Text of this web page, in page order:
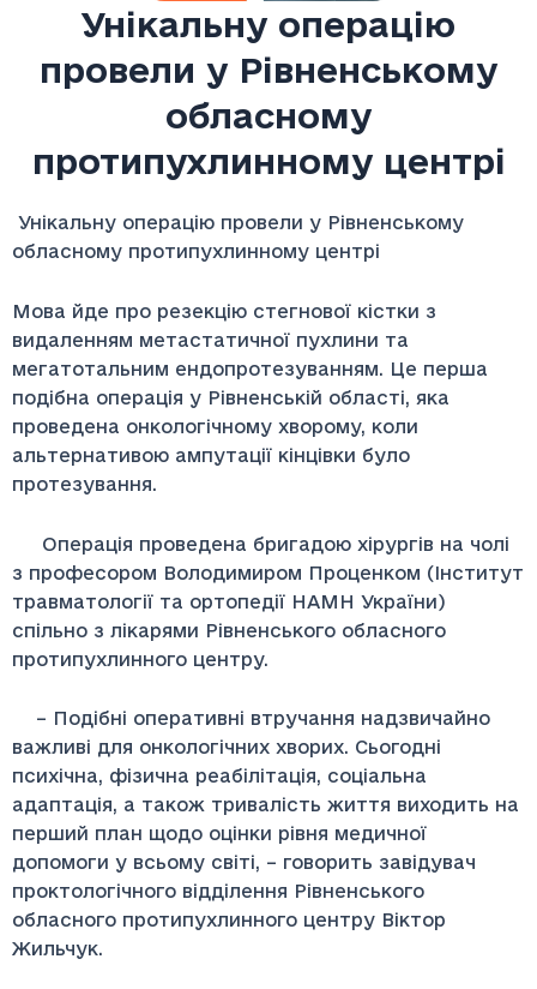
Унікальну операцію
провели у Рівненському
обласному
протипухлинному центрі
Унікальну операцію провели у Рівненському
обласному протипухлинному центрі
Мова йде про резекцію стегнової кістки з
видаленням метастатичної пухлини та
мегатотальним ендопротезуванням. Це перша
подібна операція у Рівненській області, яка
проведена онкологічному хворому, коли
альтернативою ампутації кінцівки було
протезування.
Операція проведена бригадою хірургів на чолі
з професором Володимиром Проценком (Інститут
травматології та ортопедії НАМН України)
спільно з лікарями Рівненського обласного
протипухлинного центру.
– Подібні оперативні втручання надзвичайно
важливі для онкологічних хворих. Сьогодні
психічна, фізична реабілітація, соціальна
адаптація, а також тривалість життя виходить на
перший план щодо оцінки рівня медичної
допомоги у всьому світі, – говорить завідувач
проктологічного відділення Рівненського
обласного протипухлинного центру Віктор
Жильчук.